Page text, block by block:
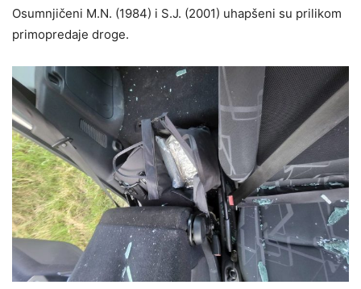
Osumnjičeni M.N. (1984) i S.J. (2001) uhapšeni su prilikom
primopredaje droge.